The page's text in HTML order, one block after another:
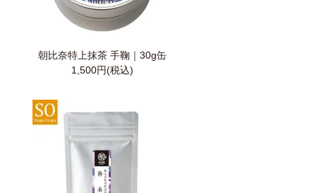
朝比奈特上抹茶 手鞠｜30g缶
1,500円(税込)